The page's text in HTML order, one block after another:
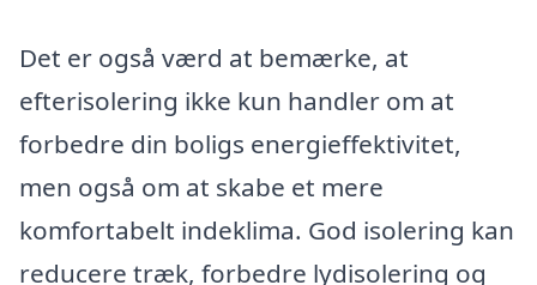
Det er også værd at bemærke, at
efterisolering ikke kun handler om at
forbedre din boligs energieffektivitet,
men også om at skabe et mere
komfortabelt indeklima. God isolering kan
reducere træk, forbedre lydisolering og